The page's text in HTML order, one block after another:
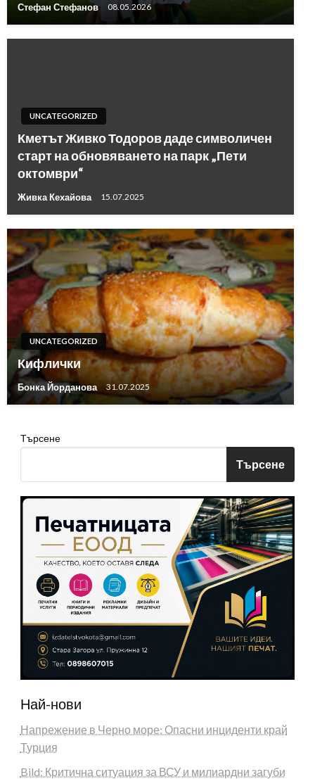
Стефан Стефанов 08.05.2026
UNCATEGORIZED
Кметът Живко Тодоров даде символичен
старт на обновяването на парк „Пети
октомври“
Живка Кехайова 15.07.2025
UNCATEGORIZED
Кифлички
Бонка Йорданова 31.07.2025
Търсене
Търсене
Най-нови
Напрежение в Черно море: Опасни инциденти край
Турция
Bild: Критична ситуация за ВСУ и милиардни загуби